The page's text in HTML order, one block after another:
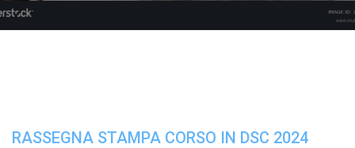
RASSEGNA STAMPA CORSO IN DSC 2024